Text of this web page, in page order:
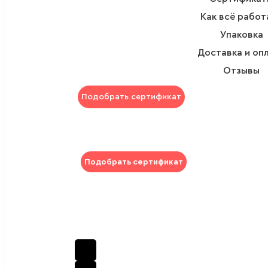
Как всё
Упаковка
Доставка и
Отзывы
Подобрать сертификат
Подобрать сертификат